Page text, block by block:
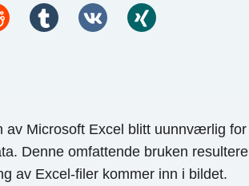
Microsoft Excel blitt uunnværlig
Denne omfattende bruken
av Excel-filer kommer inn i bildet.